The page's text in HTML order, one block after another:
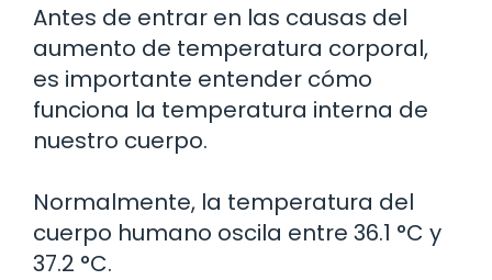
Antes de entrar en las causas del
aumento de temperatura corporal,
es importante entender cómo
funciona la temperatura interna de
nuestro cuerpo.
Normalmente, la temperatura del
cuerpo humano oscila entre 36.1 °C y
37.2 °C.